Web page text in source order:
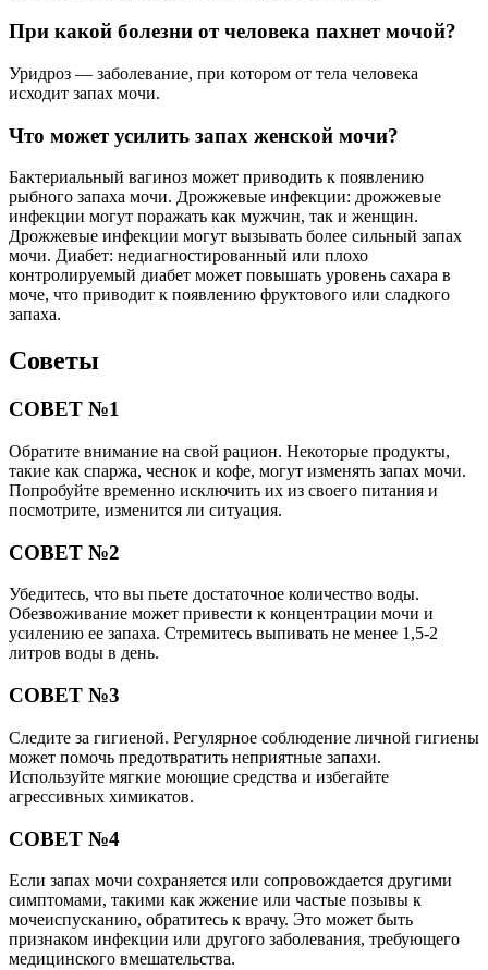
При какой болезни от человека пахнет мочой?
Уридроз — заболевание, при котором от тела человека
исходит запах мочи.
Что может усилить запах женской мочи?
Бактериальный вагиноз может приводить к появлению
рыбного запаха мочи. Дрожжевые инфекции: дрожжевые
инфекции могут поражать как мужчин, так и женщин.
Дрожжевые инфекции могут вызывать более сильный запах
мочи. Диабет: недиагностированный или плохо
контролируемый диабет может повышать уровень сахара в
моче, что приводит к появлению фруктового или сладкого
запаха.
Советы
СОВЕТ №1
Обратите внимание на свой рацион. Некоторые продукты,
такие как спаржа, чеснок и кофе, могут изменять запах мочи.
Попробуйте временно исключить их из своего питания и
посмотрите, изменится ли ситуация.
СОВЕТ №2
Убедитесь, что вы пьете достаточное количество воды.
Обезвоживание может привести к концентрации мочи и
усилению ее запаха. Стремитесь выпивать не менее 1,5-2
литров воды в день.
СОВЕТ №3
Следите за гигиеной. Регулярное соблюдение личной гигиены
может помочь предотвратить неприятные запахи.
Используйте мягкие моющие средства и избегайте
агрессивных химикатов.
СОВЕТ №4
Если запах мочи сохраняется или сопровождается другими
симптомами, такими как жжение или частые позывы к
мочеиспусканию, обратитесь к врачу. Это может быть
признаком инфекции или другого заболевания, требующего
медицинского вмешательства.